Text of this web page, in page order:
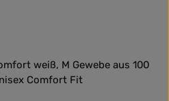
weiß, M Gewebe aus 100
Comfort Fit